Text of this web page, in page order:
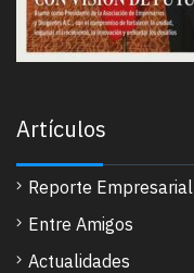
Artículos
Reporte Empresarial
Entre Amigos
Actualidades